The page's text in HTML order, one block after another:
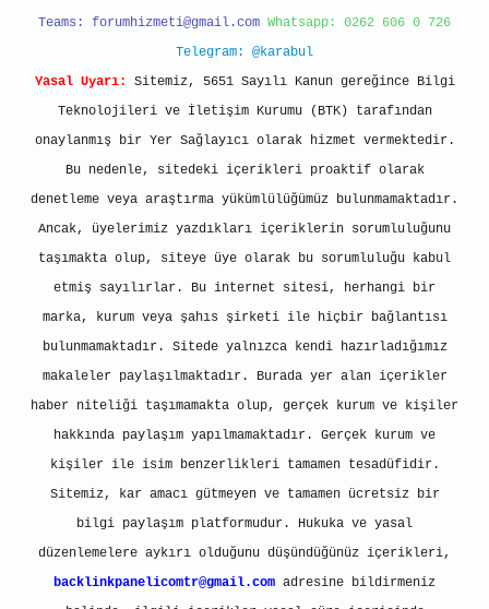
Teams: forumhizmeti@gmail.com Whatsapp: 0262 606 0 726
Telegram: @karabul
Yasal Uyarı:
Sitemiz, 5651 Sayılı Kanun gereğince Bilgi
Teknolojileri ve İletişim Kurumu (BTK) tarafından
onaylanmış bir Yer Sağlayıcı olarak hizmet vermektedir.
Bu nedenle, sitedeki içerikleri proaktif olarak
denetleme veya araştırma yükümlülüğümüz bulunmamaktadır.
Ancak, üyelerimiz yazdıkları içeriklerin sorumluluğunu
taşımakta olup, siteye üye olarak bu sorumluluğu kabul
etmiş sayılırlar. Bu internet sitesi, herhangi bir
marka, kurum veya şahıs şirketi ile hiçbir bağlantısı
bulunmamaktadır. Sitede yalnızca kendi hazırladığımız
makaleler paylaşılmaktadır. Burada yer alan içerikler
haber niteliği taşımamakta olup, gerçek kurum ve kişiler
hakkında paylaşım yapılmamaktadır. Gerçek kurum ve
kişiler ile isim benzerlikleri tamamen tesadüfidir.
Sitemiz, kar amacı gütmeyen ve tamamen ücretsiz bir
bilgi paylaşım platformudur. Hukuka ve yasal
düzenlemelere aykırı olduğunu düşündüğünüz içerikleri,
backlinkpanelicomtr@gmail.com adresine bildirmeniz